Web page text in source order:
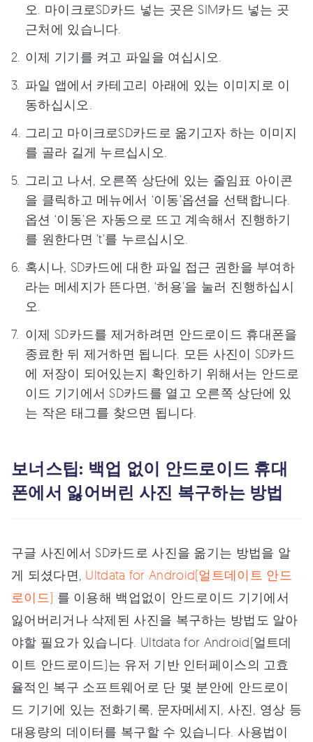
오. 마이크로SD카드 넣는 곳은 SIM카드 넣는 곳
근처에 있습니다.
이제 기기를 켜고 파일을 여십시오.
파일 앱에서 카테고리 아래에 있는 이미지로 이
동하십시오.
그리고 마이크로SD카드로 옮기고자 하는 이미지
를 골라 길게 누르십시오.
그리고 나서, 오른쪽 상단에 있는 줄임표 아이콘
을 클릭하고 메뉴에서 ‘이동’옵션을 선택합니다.
옵션 ‘이동’은 자동으로 뜨고 계속해서 진행하기
를 원한다면 ’t’를 누르십시오.
혹시나, SD카드에 대한 파일 접근 권한을 부여하
라는 메세지가 뜬다면, ‘허용’을 눌러 진행하십시
오.
이제 SD카드를 제거하려면 안드로이드 휴대폰을
종료한 뒤 제거하면 됩니다. 모든 사진이 SD카드
에 저장이 되어있는지 확인하기 위해서는 안드로
이드 기기에서 SD카드를 열고 오른쪽 상단에 있
는 작은 태그를 찾으면 됩니다.
보너스팁: 백업 없이 안드로이드 휴대
폰에서 잃어버린 사진 복구하는 방법
구글 사진에서 SD카드로 사진을 옮기는 방법을 알
게 되셨다면, Ultdata for Android(얼트데이트 안드
로이드) 를 이용해 백업없이 안드로이드 기기에서
잃어버리거나 삭제된 사진을 복구하는 방법도 알아
야할 필요가 있습니다. Ultdata for Android(얼트데
이트 안드로이드)는 유저 기반 인터페이스의 고효
율적인 복구 소프트웨어로 단 몇 분안에 안드로이
드 기기에 있는 전화기록, 문자메세지, 사진, 영상 등
대용량의 데이터를 복구할 수 있습니다. 사용법이